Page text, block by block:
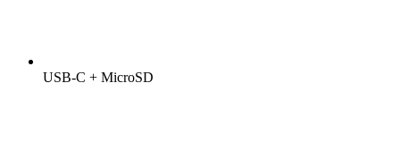
USB-C + MicroSD